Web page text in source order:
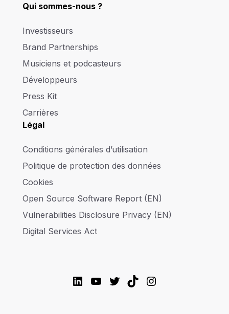
Qui sommes-nous ?
Investisseurs
Brand Partnerships
Musiciens et podcasteurs
Développeurs
Press Kit
Carrières
Légal
Conditions générales d’utilisation
Politique de protection des données
Cookies
Open Source Software Report (EN)
Vulnerabilities Disclosure Privacy (EN)
Digital Services Act
LinkedIn
YouTube
Twitter
TikTokInstagram